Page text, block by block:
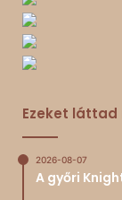
Ezeket láttad
2026-08-07
A győri